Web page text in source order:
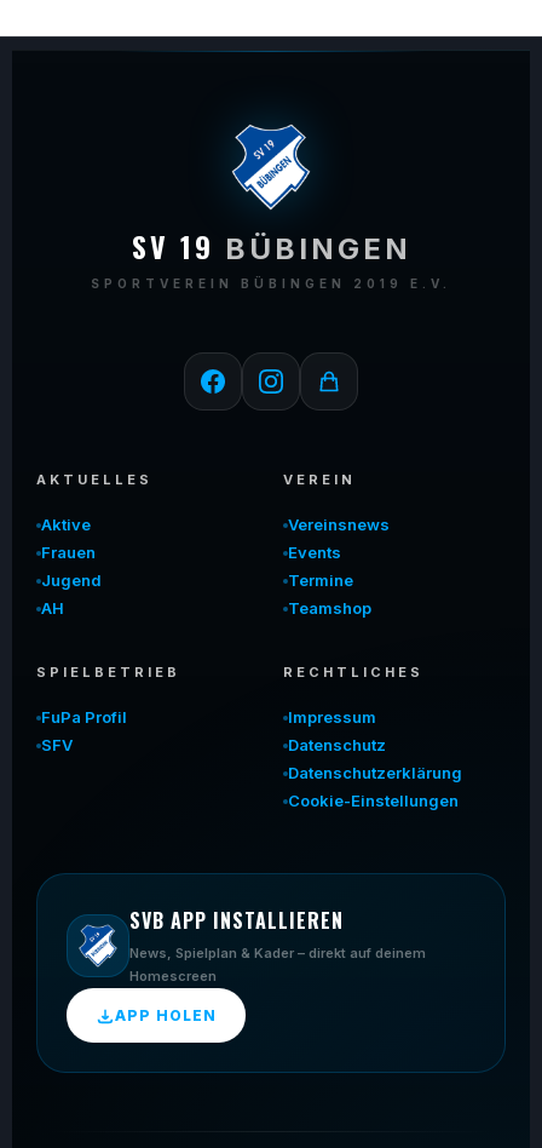
SV 19 BÜBINGEN
SPORTVEREIN BÜBINGEN 2019 E.V.
AKTUELLES
Aktive
Frauen
Jugend
AH
VEREIN
Vereinsnews
Events
Termine
Teamshop
SPIELBETRIEB
FuPa Profil
SFV
RECHTLICHES
Impressum
Datenschutz
Datenschutzerklärung
Cookie-Einstellungen
SVB APP INSTALLIEREN
News, Spielplan & Kader – direkt auf deinem
Homescreen
APP HOLEN